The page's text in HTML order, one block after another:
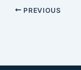
Post
PREVIOUS